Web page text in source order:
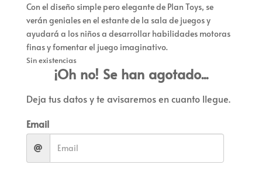
Con el diseño simple pero elegante de Plan Toys, se
verán geniales en el estante de la sala de juegos y
ayudará a los niños a desarrollar habilidades motoras
finas y fomentar el juego imaginativo.
Sin existencias
¡Oh no! Se han agotado...
Deja tus datos y te avisaremos en cuanto llegue.
Email